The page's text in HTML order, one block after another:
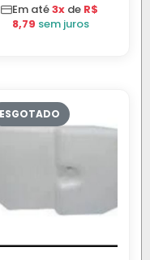
Em até3x de R$
8,79 sem juros